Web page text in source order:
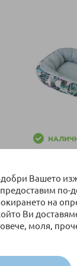
Вашето
по-
на
Ви
моля,
54,90 €/
Добави в